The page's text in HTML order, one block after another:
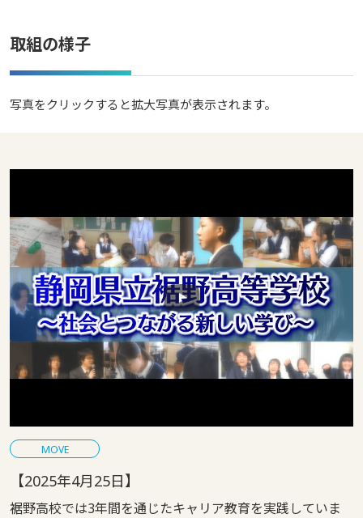
取組の様子
写真をクリックすると拡大写真が表示されます。
MOVE
【2025年4月25日】
裾野高校では3年間を通じたキャリア教育を実践していま